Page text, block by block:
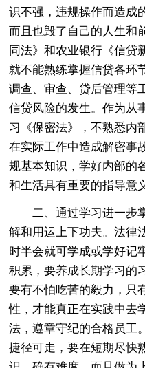
识不强，违规操作而造成
而且也毁了自己的人生和
同法》和农业银行《信贷
就不能熟练掌握信贷各环
调查、审查、贷后管理等
信贷风险的发生。作为从
习《保密法》，不熟悉内
在实际工作中造成解密事
规基本知识，学好内部的
和生活具有重要的指导意
二、通过学习进一步
解和用运上下功夫。法律
时半会就可学成或学好记
积累，要养成长期学习的
要有不怕吃苦的毅力，只
性，才能真正在实践中去
法，遵章守纪的合格员工
捷径可走，要在短期尽快